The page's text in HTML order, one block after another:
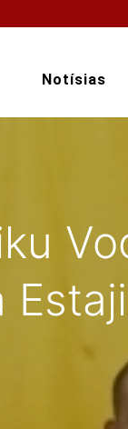
Notísias